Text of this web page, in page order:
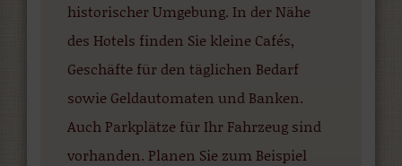
historischer Umgebung. In der Nähe
des Hotels finden Sie kleine Cafés,
Geschäfte für den täglichen Bedarf
sowie Geldautomaten und Banken.
Auch Parkplätze für Ihr Fahrzeug sind
vorhanden. Planen Sie zum Beispiel